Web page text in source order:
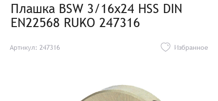
Плашка BSW 3/16x24 HSS DIN
EN22568 RUKO 247316
Артикул: 247316 Избранное